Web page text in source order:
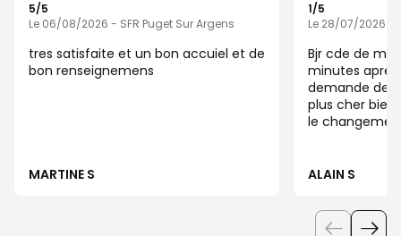
5/5
Le 06/08/2026 - SFR Puget Sur Argens
tres satisfaite et un bon accuiel et de
bon renseignemens
MARTINE S
1/5
Le 28/07/2026 -
Bjr cde de
minutes
demande de
plus cher bien
le
des décisions
longtemps
situation qui
ALAIN S